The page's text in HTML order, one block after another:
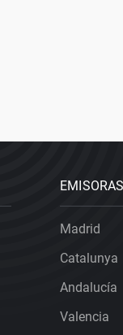
EMISORAS
Madrid
Catalunya
Andalucía
Valencia